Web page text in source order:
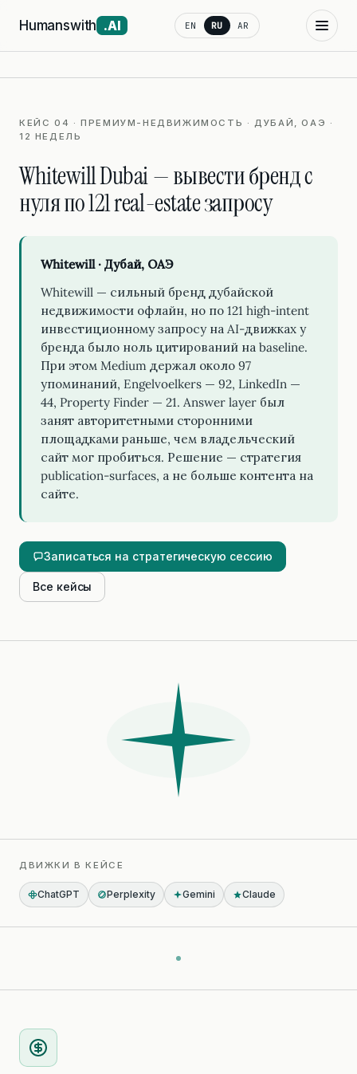
Humanswith .AI EN RU AR
КЕЙС 04 · ПРЕМИУМ-НЕДВИЖИМОСТЬ · ДУБАЙ, ОАЭ ·
12 НЕДЕЛЬ
Whitewill Dubai — вывести бренд с
нуля по 121 real-estate запросу
Whitewill · Дубай, ОАЭ
Whitewill — сильный бренд дубайской
недвижимости офлайн, но по 121 high-intent
инвестиционному запросу на AI-движках у
бренда было ноль цитирований на baseline.
При этом Medium держал около 97
упоминаний, Engelvoelkers — 92, LinkedIn —
44, Property Finder — 21. Answer layer был
занят авторитетными сторонними
площадками раньше, чем владельческий
сайт мог пробиться. Решение — стратегия
publication-surfaces, а не больше контента на
сайте.
Записаться на стратегическую сессию
Все кейсы
ДВИЖКИ В КЕЙСЕ
ChatGPT Perplexity Gemini Claude